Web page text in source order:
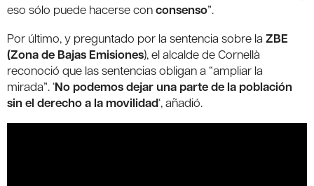
eso sólo puede hacerse conconsenso”.
Por último, y preguntado por la sentencia sobre la ZBE
(Zona de Bajas Emisiones), el alcalde de Cornellà
reconoció que las sentencias obligan a “ampliar la
mirada”. ‘No podemos dejar una parte de la población
sin el derecho a la movilidad‘, añadió.